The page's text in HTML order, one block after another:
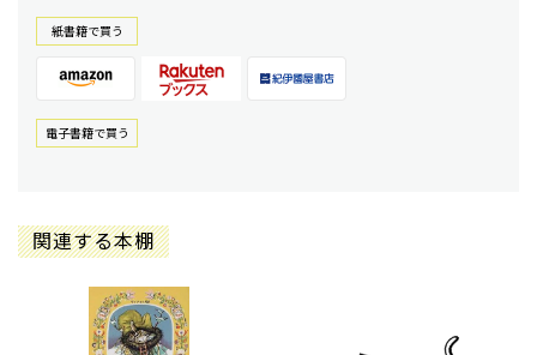
紙書籍で買う
電⼦書籍で買う
関連する本棚